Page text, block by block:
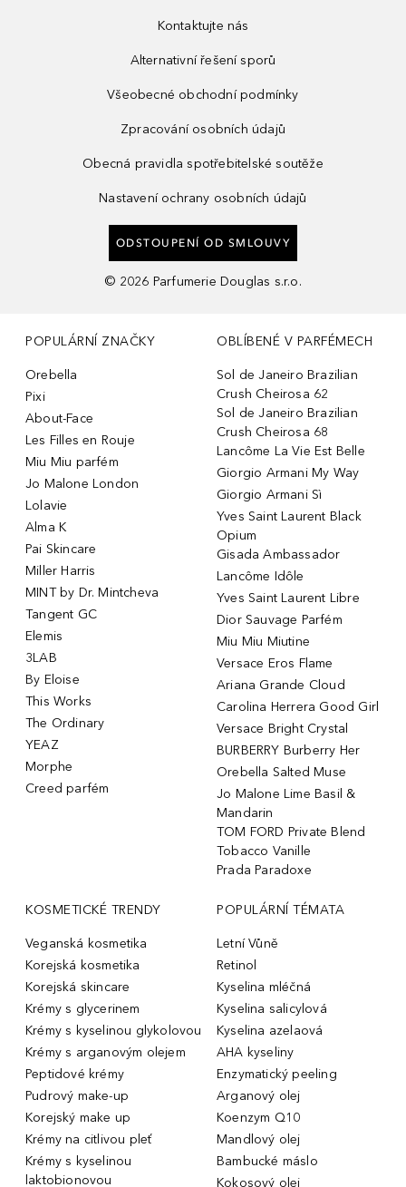
Kontaktujte nás
Alternativní řešení sporů
Všeobecné obchodní podmínky
Zpracování osobních údajů
Obecná pravidla spotřebitelské soutěže
Nastavení ochrany osobních údajů
ODSTOUPENÍ OD SMLOUVY
© 2026 Parfumerie Douglas s.r.o.
POPULÁRNÍ ZNAČKY
Orebella
Pixi
About-Face
Les Filles en Rouje
Miu Miu parfém
Jo Malone London
Lolavie
Alma K
Pai Skincare
Miller Harris
MINT by Dr. Mintcheva
Tangent GC
Elemis
3LAB
By Eloise
This Works
The Ordinary
YEAZ
Morphe
Creed parfém
OBLÍBENÉ V PARFÉMECH
Sol de Janeiro Brazilian
Crush Cheirosa 62
Sol de Janeiro Brazilian
Crush Cheirosa 68
Lancôme La Vie Est Belle
Giorgio Armani My Way
Giorgio Armani Sì
Yves Saint Laurent Black
Opium
Gisada Ambassador
Lancôme Idôle
Yves Saint Laurent Libre
Dior Sauvage Parfém
Miu Miu Miutine
Versace Eros Flame
Ariana Grande Cloud
Carolina Herrera Good Girl
Versace Bright Crystal
BURBERRY Burberry Her
Orebella Salted Muse
Jo Malone Lime Basil &
Mandarin
TOM FORD Private Blend
Tobacco Vanille
Prada Paradoxe
KOSMETICKÉ TRENDY
Veganská kosmetika
Korejská kosmetika
Korejská skincare
Krémy s glycerinem
Krémy s kyselinou glykolovou
Krémy s arganovým olejem
Peptidové krémy
Pudrový make-up
Korejský make up
Krémy na citlivou pleť
Krémy s kyselinou
laktobionovou
POPULÁRNÍ TÉMATA
Letní Vůně
Retinol
Kyselina mléčná
Kyselina salicylová
Kyselina azelaová
AHA kyseliny
Enzymatický peeling
Arganový olej
Koenzym Q10
Mandlový olej
Bambucké máslo
Kokosový olej